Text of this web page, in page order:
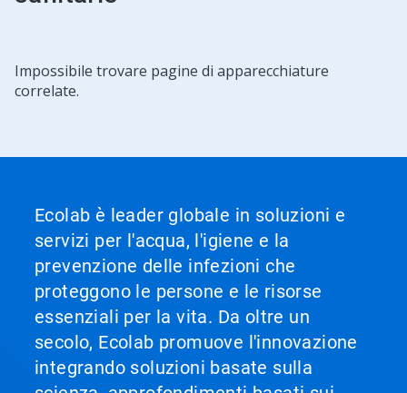
Impossibile trovare pagine di apparecchiature
correlate.
Ecolab è leader globale in soluzioni e
servizi per l'acqua, l'igiene e la
prevenzione delle infezioni che
proteggono le persone e le risorse
essenziali per la vita. Da oltre un
secolo, Ecolab promuove l'innovazione
integrando soluzioni basate sulla